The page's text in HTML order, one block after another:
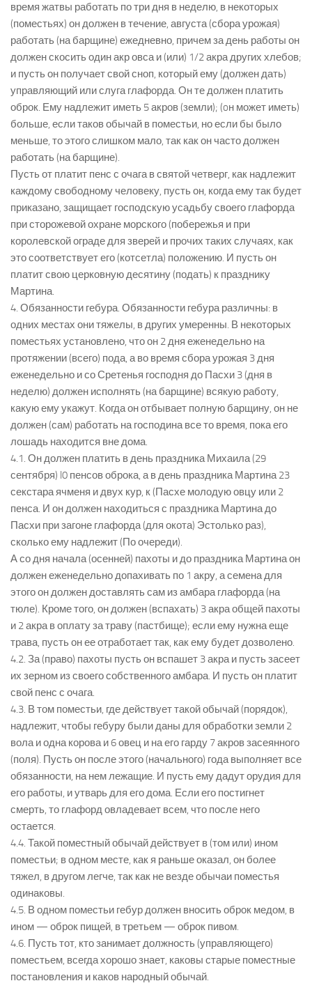
время жатвы работать по три дня в неделю, в некоторых
(поместьях) он должен в течение, августа (сбора урожая)
работать (на барщине) ежедневно, причем за день работы он
должен скосить один акр овса и (или) 1/2 акра других хлебов;
и пусть он получает свой сноп, который ему (должен дать)
управляющий или слуга глафорда. Он те должен платить
оброк. Ему надлежит иметь 5 акров (земли); (oн может иметь)
больше, если таков обычай в поместьи, но если бы было
меньше, то этого слишком мало, так как он часто должен
работать (на барщине).
Пусть от платит пенс с очага в святой четверг, как надлежит
каждому свободному человеку, пусть он, когда ему так будет
приказано, защищает господскую усадьбу своего глафорда
при сторожевой охране морского (побережья и при
королевской ограде для зверей и прочих таких случаях, как
это соответствует его (котсетла) положению. И пусть он
платит свою церковную десятину (подать) к празднику
Мартина.
4. Обязанности гебура. Обязанности гебура различны: в
одних местах они тяжелы, в других умеренны. В некоторых
поместьях установлено, что он 2 дня еженедельно на
протяжении (всего) пода, а во время сбора урожая 3 дня
еженедельно и со Сретенья господня до Пасхи 3 (дня в
неделю) должен исполнять (на барщине) всякую работу,
какую ему укажут. Когда он отбывает полную барщину, он не
должен (сам) работать на господина все то время, пока его
лошадь находится вне дома.
4.1. Он должен платить в день праздника Михаила (29
сентября) l0 пенсов оброка, а в день праздника Мартина 23
секстара ячменя и двух кур, к (Пасхе молодую овцу или 2
пенса. И он должен находиться с праздника Мартина до
Пасхи при загоне глафорда (для окота) Эстолько раз),
сколько ему надлежит (По очереди).
А со дня начала (осенней) пахоты и до праздника Мартина он
должен еженедельно допахивать по 1 акру, а семена для
этого он должен доставлять сам из амбара глафорда (на
тюле). Кроме того, он должен (вспахать) 3 акра общей пахоты
и 2 акра в оплату за траву (пастбище); если ему нужна еще
трава, пусть он ее отработает так, как ему будет дозволено.
4.2. За (право) пахоты пусть он вспашет 3 акра и пусть засеет
их зерном из своего собственного амбара. И пусть он платит
свой пенс с очага.
4.3. В том поместьи, где действует такой обычай (порядок),
надлежит, чтобы гебуру были даны для обработки земли 2
вола и одна корова и 6 овец и на его гарду 7 акров засеянного
(поля). Пусть он после этого (начального) года выполняет все
обязанности, на нем лежащие. И пусть ему дадут орудия для
его работы, и утварь для его дома. Если его постигнет
смерть, то глафорд овладевает всем, что после него
остается.
4.4. Такой поместный обычай действует в (том или) ином
поместьи; в одном месте, как я раньше оказал, он более
тяжел, в другом легче, так как не везде обычаи поместья
одинаковы.
4.5. В одном поместьи гебур должен вносить оброк медом, в
ином — оброк пищей, в третьем — оброк пивом.
4.6. Пусть тот, кто занимает должность (управляющего)
поместьем, всегда хорошо знает, каковы старые поместные
постановления и каков народный обычай.